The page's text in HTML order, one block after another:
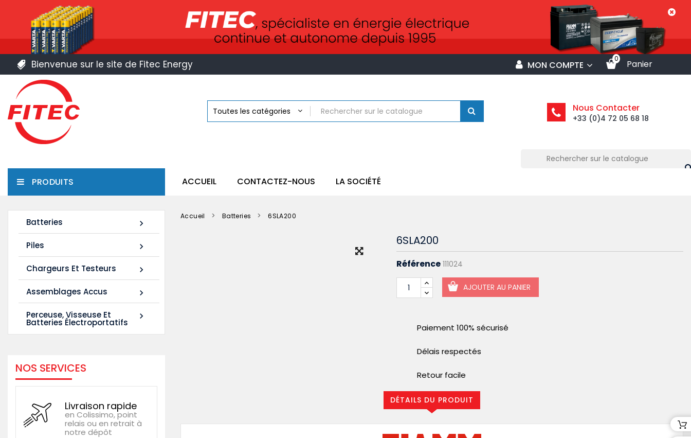
Bienvenue sur le site de Fitec Energy MON COMPTE Panier
0
Nous Contacter
+33 (0)4 72 05 68 18
ACCUEIL CONTACTEZ-NOUS LA SOCIÉTÉ
PRODUITS

Batteries

Piles

Chargeurs Et Testeurs

Assemblages Accus

Perceuse, Visseuse Et
Batteries Électroportatifs
NOS SERVICES
Livraison rapide
en Colissimo, point
relais ou en retrait à
notre dépôt
Accueil Batteries 6SLA200
6SLA200
Référence 111024
AJOUTER AU PANIER
Paiement 100% sécurisé
Délais respectés
Retour facile
DÉTAILS DU PRODUIT